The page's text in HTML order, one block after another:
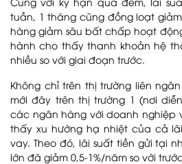
tuần, 1 tháng cũng đồng loạt
hàng giảm sâu bất chấp hoạt
hành cho thấy thanh khoản hệ
nhiều so với giai đoạn trước.
Không chỉ trên thị trường liên
mới đây trên thị trường 1 (nơi
các ngân hàng với doanh nghiệp
thấy xu hướng hạ nhiệt của cả
vay. Theo đó, lãi suất tiền gửi tại
lớn đã giảm 0,5-1%/năm so với trước